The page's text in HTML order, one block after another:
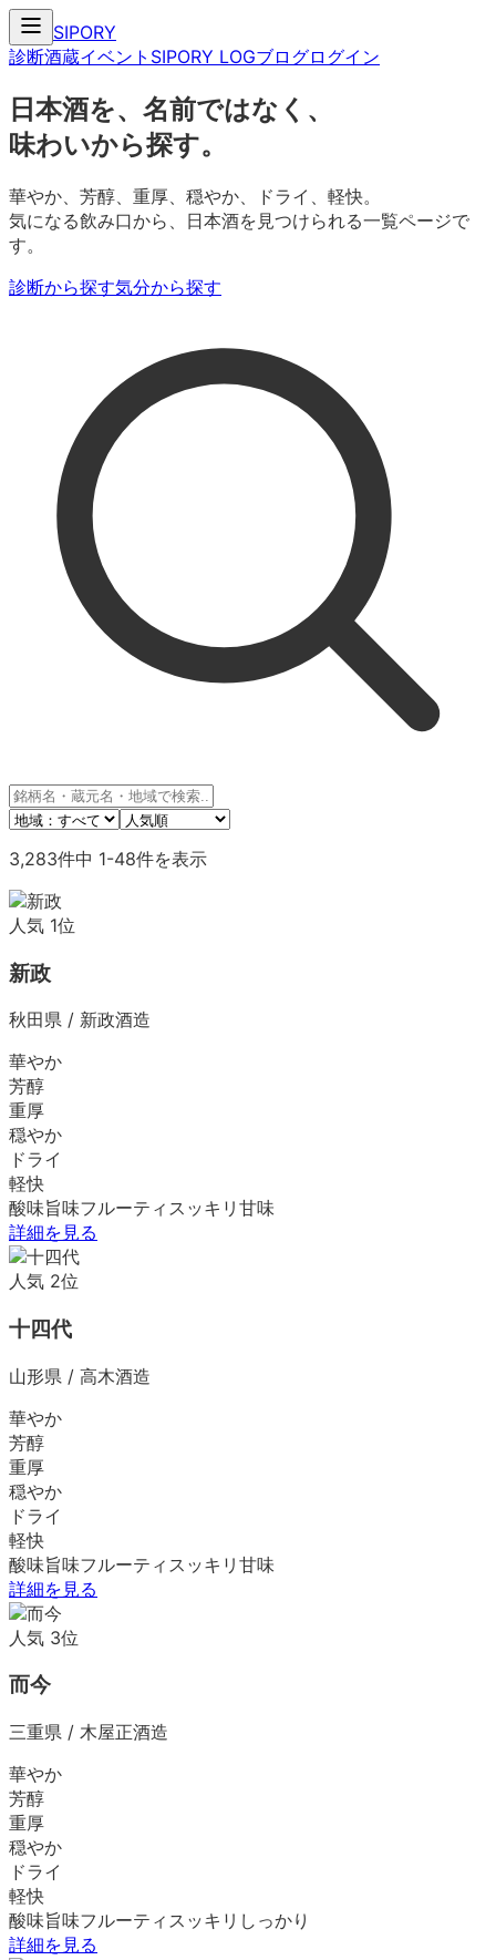
SIPORY
診断酒蔵イベント SIPORY LOGブログログイン
日本酒を、名前ではなく、
味わいから探す。
華やか、芳醇、重厚、穏やか、ドライ、軽快。
気になる飲み口から、日本酒を見つけられる一覧ページで
す。
診断から探す気分から探す
3,283件中 1-48件を表示
人気 1位
新政
秋田県 / 新政酒造
華やか
芳醇
重厚
穏やか
ドライ
軽快
酸味旨味フルーティ スッキリ 甘味
詳細を見る
人気 2位
十四代
山形県 / 高木酒造
華やか
芳醇
重厚
穏やか
ドライ
軽快
酸味旨味フルーティ スッキリ 甘味
詳細を見る
人気 3位
而今
三重県 / 木屋正酒造
華やか
芳醇
重厚
穏やか
ドライ
軽快
酸味旨味フルーティ スッキリ しっかり
詳細を見る